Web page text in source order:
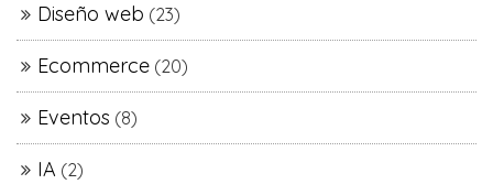
Diseño web (23)
Ecommerce (20)
Eventos (8)
IA (2)